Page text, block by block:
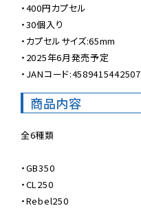
・400円カプセル
・30個入り
・カプセルサイズ:65mm
・2025年6月発売予定
・JANコード:4589415442507
商品内容
全6種類
・GB350
・CL250
・Rebel250